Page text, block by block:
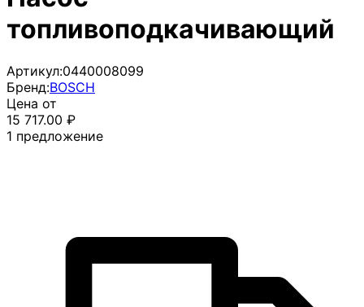
топливоподкачивающий
Артикул:0440008099
Бренд:BOSCH
Цена от
15 717.00 ₽
1 предложение